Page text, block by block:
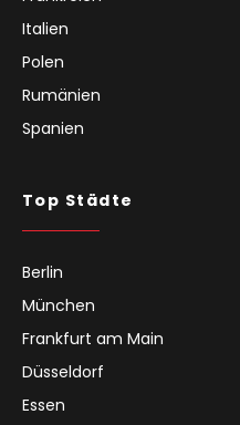
Italien
Polen
Rumänien
Spanien
Top Städte
Berlin
München
Frankfurt am Main
Düsseldorf
Essen